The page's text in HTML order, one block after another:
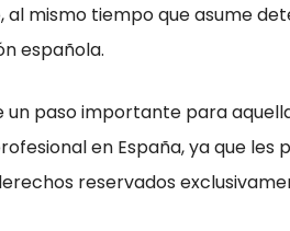
mismo tiempo que asume
española.
paso importante para
en España, ya que
reservados